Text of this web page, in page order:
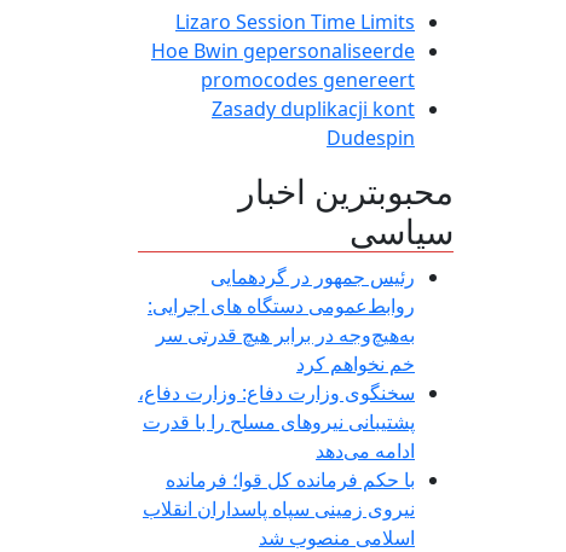
Lizaro Session Time Limits
Hoe Bwin gepersonaliseerde
promocodes genereert
Zasady duplikacji kont
Dudespin
محبوبترین اخبار
سیاسی
رئیس جمهور در گردهمایی
روابط‌عمومی دستگاه های اجرایی:
به‌هیچ‌وجه در برابر هیچ قدرتی سر
خم نخواهم کرد
سخنگوی وزارت دفاع: وزارت دفاع،
پشتیبانی نیرو‌های مسلح را با قدرت
ادامه می‌دهد
با حکم فرمانده کل قوا؛ فرمانده
نیروی زمینی سپاه پاسداران انقلاب
اسلامی منصوب شد